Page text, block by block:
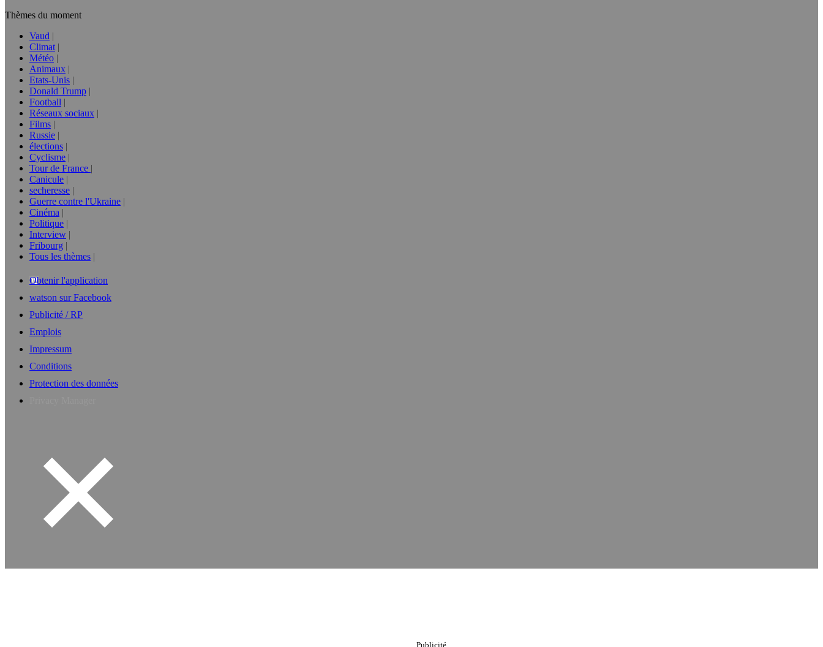
Thèmes du moment
Vaud
Climat
Météo
Animaux
Etats-Unis
Donald Trump
Football
Réseaux sociaux
Films
Russie
élections
Cyclisme
Tour de France
Canicule
secheresse
Guerre contre l'Ukraine
Cinéma
Politique
Interview
Fribourg
Tous les thèmes
Obtenir l'application
watson sur Facebook
Publicité / RP
Emplois
Impressum
Conditions
Protection des données